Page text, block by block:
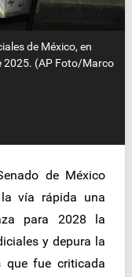
de México, en
2025. (AP Foto/Marco
de México
vía rápida una
para 2028 la
y depura la
que fue criticada